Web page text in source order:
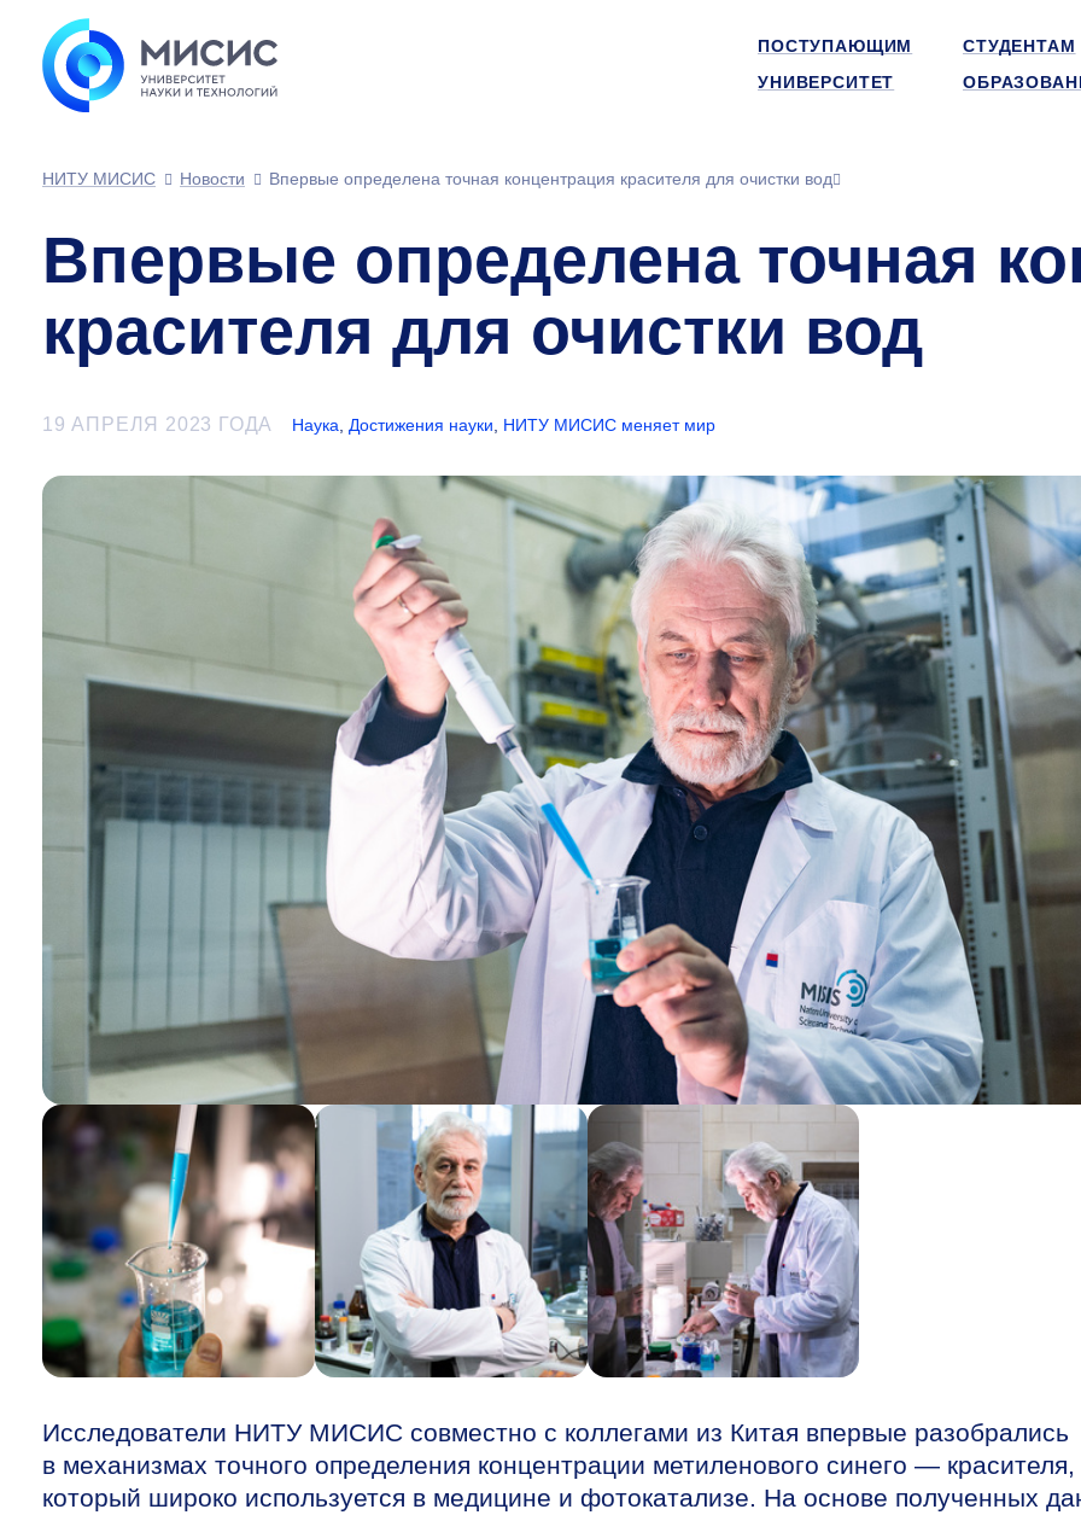
ПОСТУПАЮЩИМ
СТУДЕНТАМ
УНИВЕРСИТЕТ
НИТУ МИСИС Новости Впервые определена точная концентрация красителя для очистки вод
Впервые определена точная
красителя для очистки вод
19 АПРЕЛЯ 2023 ГОДА Наука Достижения науки НИТУ МИСИС меняет мир
Исследователи НИТУ МИСИС совместно с коллегами из Китая впервые разобрались
в механизмах точного определения концентрации метиленового синего — красителя,
который широко используется в медицине и фотокатализе. На основе полученных